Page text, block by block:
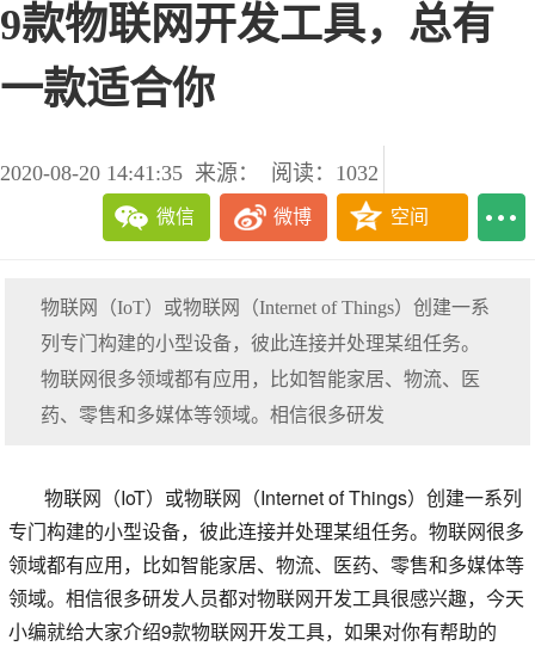
9款物联网开发工具，总有
一款适合你
2020-08-20 14:41:35 来源： 阅读：1032
微信 微博 空间
物联网（IoT）或物联网（Internet of Things）创建一系
列专门构建的小型设备，彼此连接并处理某组任务。
物联网很多领域都有应用，比如智能家居、物流、医
药、零售和多媒体等领域。相信很多研发
物联网（IoT）或物联网（Internet of Things）创建一系列
专门构建的小型设备，彼此连接并处理某组任务。物联网很多
领域都有应用，比如智能家居、物流、医药、零售和多媒体等
领域。相信很多研发人员都对物联网开发工具很感兴趣，今天
小编就给大家介绍9款物联网开发工具，如果对你有帮助的